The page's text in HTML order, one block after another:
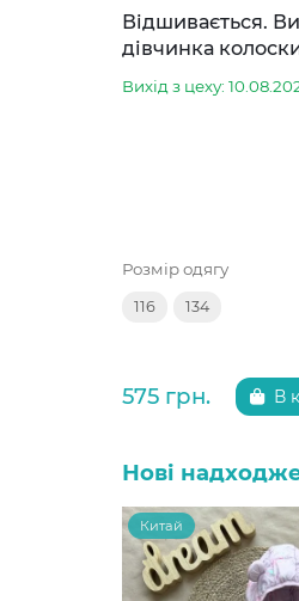
Відшивається.
дівчинка
Вихід з цеху:
Розмір одягу
116 134
575 грн. В
Нові
Китай